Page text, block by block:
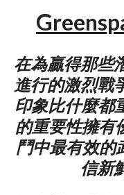
在為贏得那些
進行的激烈戰
印象比什麼都
的重要性擁有
鬥中最有效的
信新